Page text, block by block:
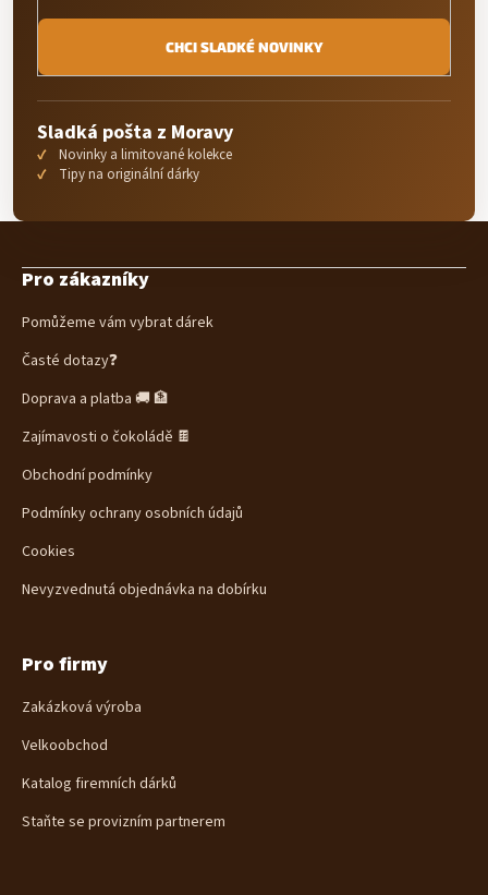
CHCI SLADKÉ NOVINKY
Sladká pošta z Moravy
Novinky a limitované kolekce
Tipy na originální dárky
Pro zákazníky
Pomůžeme vám vybrat dárek
Časté dotazy❓
Doprava a platba 🚚 🏦
Zajímavosti o čokoládě 🍫
Obchodní podmínky
Podmínky ochrany osobních údajů
Cookies
Nevyzvednutá objednávka na dobírku
Pro firmy
Zakázková výroba
Velkoobchod
Katalog firemních dárků
Staňte se provizním partnerem